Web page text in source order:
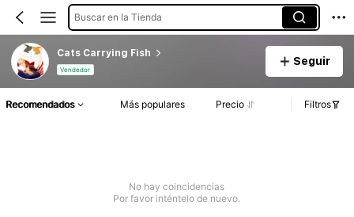
Buscar en la Tienda
Cats Carrying Fish
Vendedor
Seguir
Recomendados Más populares Precio Filtros
No hay coincidencias
Por favor inténtelo de nuevo.